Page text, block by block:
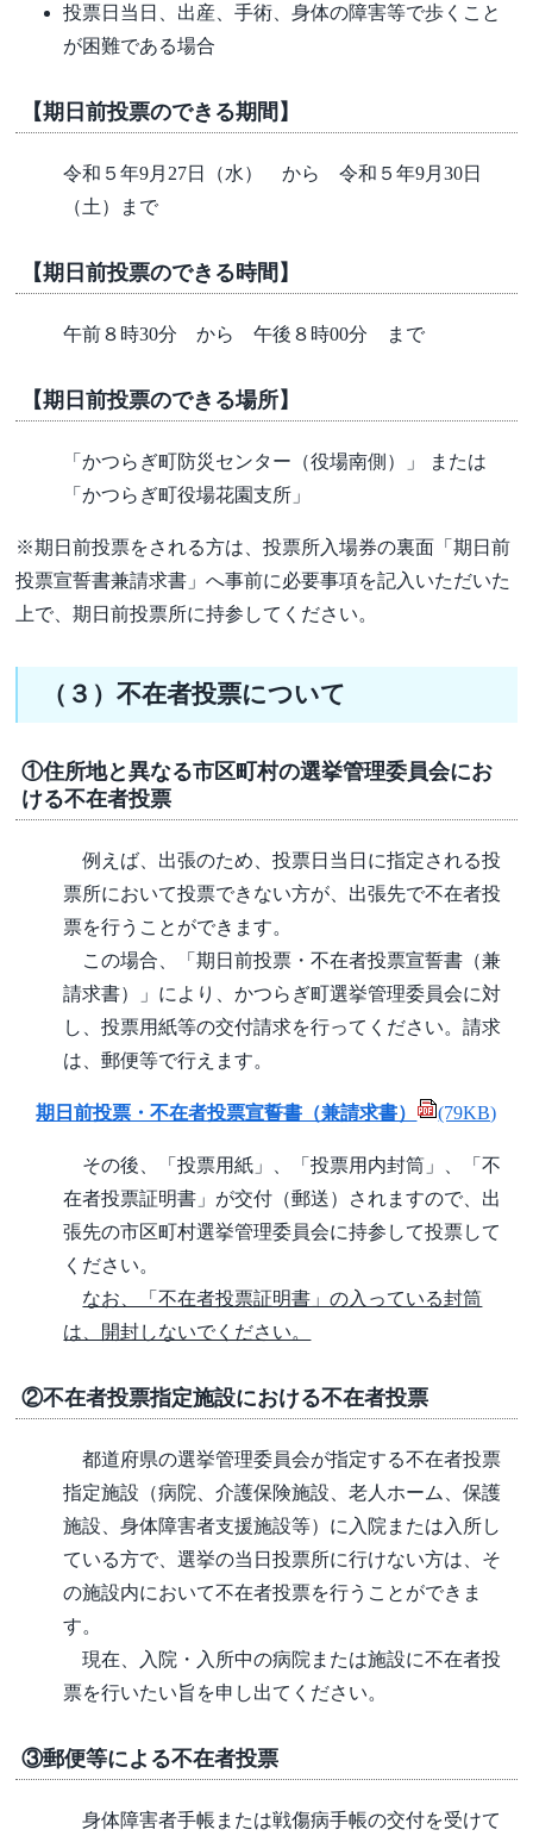
投票日当日、出産、手術、身体の障害等で歩くこと
が困難である場合
【期日前投票のできる期間】
令和５年9月27日（水） から 令和５年9月30日
（土）まで
【期日前投票のできる時間】
午前８時30分 から 午後８時00分 まで
【期日前投票のできる場所】
「かつらぎ町防災センター（役場南側）」 または
「かつらぎ町役場花園支所」
※期日前投票をされる方は、投票所入場券の裏面「期日前
投票宣誓書兼請求書」へ事前に必要事項を記入いただいた
上で、期日前投票所に持参してください。
（３）不在者投票について
①住所地と異なる市区町村の選挙管理委員会にお
ける不在者投票
例えば、出張のため、投票日当日に指定される投
票所において投票できない方が、出張先で不在者投
票を行うことができます。
この場合、「期日前投票・不在者投票宣誓書（兼
請求書）」により、かつらぎ町選挙管理委員会に対
し、投票用紙等の交付請求を行ってください。請求
は、郵便等で行えます。
期日前投票・不在者投票宣誓書（兼請求書） (79KB)
その後、「投票用紙」、「投票用内封筒」、「不
在者投票証明書」が交付（郵送）されますので、出
張先の市区町村選挙管理委員会に持参して投票して
ください。
なお、「不在者投票証明書」の入っている封筒
は、開封しないでください。
②不在者投票指定施設における不在者投票
都道府県の選挙管理委員会が指定する不在者投票
指定施設（病院、介護保険施設、老人ホーム、保護
施設、身体障害者支援施設等）に入院または入所し
ている方で、選挙の当日投票所に行けない方は、そ
の施設内において不在者投票を行うことができま
す。
現在、入院・入所中の病院または施設に不在者投
票を行いたい旨を申し出てください。
③郵便等による不在者投票
身体障害者手帳または戦傷病手帳の交付を受けて